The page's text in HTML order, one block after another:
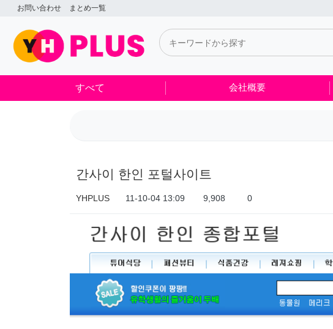
간사이 한인 포털사이트 > 制作実績
お問い合わせ まとめ一覧
すべて 会社概要
간사이 한인 포털사이트
YHPLUS 11-10-04 13:09 9,908 0